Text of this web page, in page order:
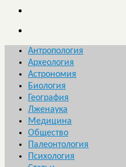
Антропология
Археология
Астрономия
Биология
География
Лженаука
Медицина
Общество
Палеонтология
Психология